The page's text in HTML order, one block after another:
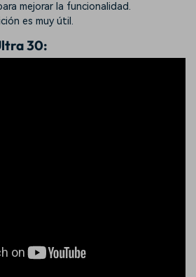
mejorar la funcionalidad.
es muy útil.
30: